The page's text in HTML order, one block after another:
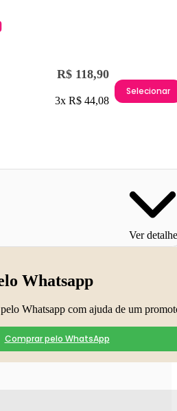
R$ 118,90
3x R$ 44,08
Selecionar
Ver
Whatsapp
Whatsapp com ajuda de um
Comprar pelo WhatsApp